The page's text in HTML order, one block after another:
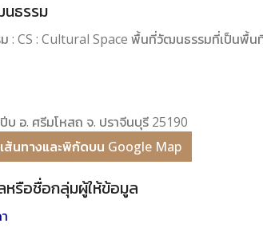
ธรรม
: CS : Cultural Space พื้นที่วัฒนธรรมที่เป็นพื้น
บ อ. ศรีมโหสถ จ. ปราจีนบุรี 25190
ส้นทางและพิกัดบน Google Map
หรือชื่อกลุ่มผู้ให้ข้อมูล